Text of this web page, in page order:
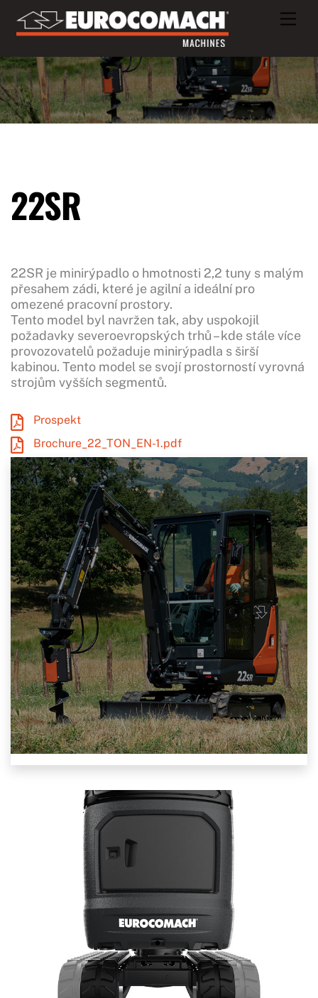
22SR
22SR je minirýpadlo o hmotnosti 2,2 tuny s malým
přesahem zádi, které je agilní a ideální pro
omezené pracovní prostory.
Tento model byl navržen tak, aby uspokojil
požadavky severoevropských trhů – kde stále více
provozovatelů požaduje minirýpadla s širší
kabinou. Tento model se svojí prostorností vyrovná
strojům vyšších segmentů.
Prospekt
Brochure_22_TON_EN-1.pdf